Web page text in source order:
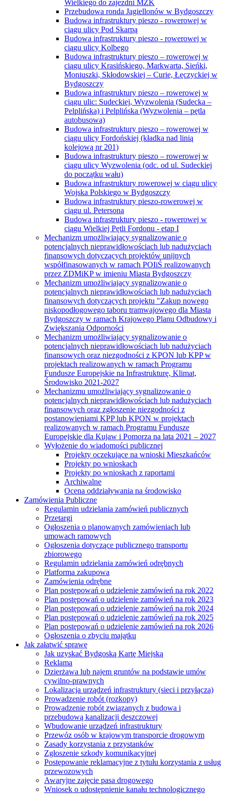
Wielkiego do zajezdni MZK
Przebudowa ronda Jagiellonów w Bydgoszczy
Budowa infrastruktury pieszo - rowerowej w
ciągu ulicy Pod Skarpą
Budowa infrastruktury pieszo - rowerowej w
ciągu ulicy Kolbego
Budowa infrastruktury pieszo – rowerowej w
ciągu ulicy Krasińskiego, Markwarta, Sieńki,
Moniuszki, Skłodowskiej – Curie, Łęczyckiej w
Bydgoszczy
Budowa infrastruktury pieszo – rowerowej w
ciągu ulic: Sudeckiej, Wyzwolenia (Sudecka –
Pelplińska) i Pelplińska (Wyzwolenia – pętla
autobusowa)
Budowa infrastruktury pieszo – rowerowej w
ciągu ulicy Fordońskiej (kładka nad linią
kolejową nr 201)
Budowa infrastruktury pieszo – rowerowej w
ciągu ulicy Wyzwolenia (odc. od ul. Sudeckiej
do początku wału)
Budowa infrastruktury rowerowej w ciągu ulicy
Wojska Polskiego w Bydgoszczy
Budowa infrastruktury pieszo-rowerowej w
ciągu ul. Petersona
Budowa infrastruktury pieszo - rowerowej w
ciągu Wielkiej Pętli Fordonu - etap I
Mechanizm umożliwiający sygnalizowanie o
potencjalnych nieprawidłowościach lub nadużyciach
finansowych dotyczących projektów unijnych
współfinasowanych w ramach POIiŚ realizowanych
przez ZDMiKP w imieniu Miasta Bydgoszczy
Mechanizm umożliwiający sygnalizowanie o
potencjalnych nieprawidłowościach lub nadużyciach
finansowych dotyczących projektu "Zakup nowego
niskopodłogowego taboru tramwajowego dla Miasta
Bydgoszczy w ramach Krajowego Planu Odbudowy i
Zwiększania Odporności
Mechanizm umożliwiający sygnalizowanie o
potencjalnych nieprawidłowościach lub nadużyciach
finansowych oraz niezgodności z KPON lub KPP w
projektach realizowanych w ramach Programu
Fundusze Europejskie na Infrastrukturę, Klimat,
Środowisko 2021-2027
Mechanizmu umożliwiający sygnalizowanie o
potencjalnych nieprawidłowościach lub nadużyciach
finansowych oraz zgłoszenie niezgodności z
postanowieniami KPP lub KPON w projektach
realizowanych w ramach Programu Fundusze
Europejskie dla Kujaw i Pomorza na lata 2021 – 2027
Wyłożenie do wiadomości publicznej
Projekty oczekujące na wnioski Mieszkańców
Projekty po wnioskach
Projekty po wnioskach z raportami
Archiwalne
Ocena oddziaływania na środowisko
Zamówienia Publiczne
Regulamin udzielania zamówień publicznych
Przetargi
Ogłoszenia o planowanych zamówieniach lub
umowach ramowych
Ogłoszenia dotyczące publicznego transportu
zbiorowego
Regulamin udzielania zamówień odrębnych
Platforma zakupowa
Zamówienia odrębne
Plan postępowań o udzielenie zamówień na rok 2022
Plan postępowań o udzielenie zamówień na rok 2023
Plan postępowań o udzielenie zamówień na rok 2024
Plan postępowań o udzielenie zamówień na rok 2025
Plan postępowań o udzielenie zamówień na rok 2026
Ogłoszenia o zbyciu majątku
Jak załatwić sprawę
Jak uzyskać Bydgoską Kartę Miejską
Reklama
Dzierżawa lub najem gruntów na podstawie umów
cywilno-prawnych
Lokalizacja urządzeń infrastruktury (sieci i przyłącza)
Prowadzenie robót (rozkopy)
Prowadzenie robót związanych z budowa i
przebudową kanalizacji deszczowej
Wbudowanie urządzeń infrastruktury
Przewóz osób w krajowym transporcie drogowym
Zasady korzystania z przystanków
Zgłoszenie szkody komunikacyjnej
Postępowanie reklamacyjne z tytułu korzystania z usług
przewozowych
Awaryjne zajęcie pasa drogowego
Wniosek o udostępnienie kanału technologicznego